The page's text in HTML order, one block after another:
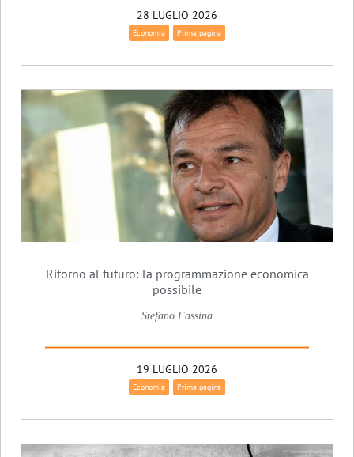
28 LUGLIO 2026
Economia Prima pagina
Ritorno al futuro: la programmazione economica
possibile
Stefano Fassina
19 LUGLIO 2026
Economia Prima pagina